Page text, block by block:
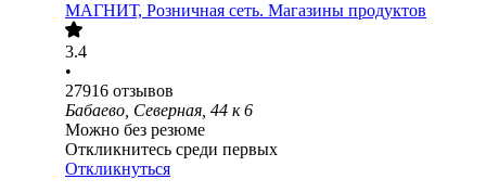
МАГНИТ, Розничная сеть. Магазины продуктов
3.4
•
27916 отзывов
Бабаево, Северная, 44 к 6
Можно без резюме
Откликнитесь среди первых
Откликнуться